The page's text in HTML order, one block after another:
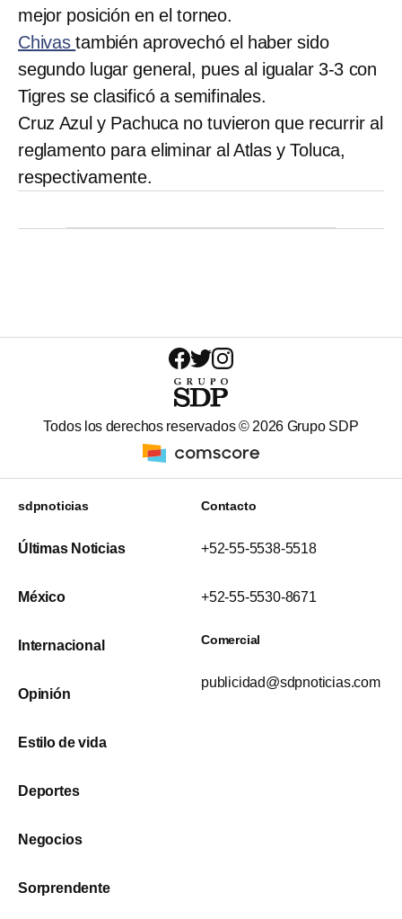
mejor posición en el torneo.
Chivastambién aprovechó el haber sido
segundo lugar general, pues al igualar 3-3 con
Tigres se clasificó a semifinales.
Cruz Azul y Pachuca no tuvieron que recurrir al
reglamento para eliminar al Atlas y Toluca,
respectivamente.
Todos los derechos reservados © 2026 Grupo SDP
sdpnoticias
Últimas Noticias
México
Internacional
Opinión
Estilo de vida
Deportes
Negocios
Sorprendente
Contacto
+52-55-5538-5518
+52-55-5530-8671
Comercial
publicidad@sdpnoticias.com